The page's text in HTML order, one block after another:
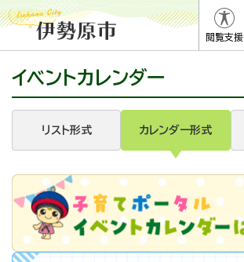
閲覧支援
イベントカレンダー
リスト形式 カレンダー形式